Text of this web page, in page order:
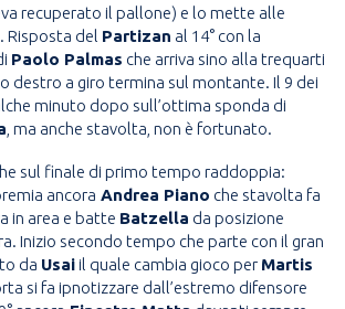
recuperato il pallone) e lo mette alle
. Risposta del Partizan al 14° con la
Paolo Palmas che arriva sino alla trequarti
destro a giro termina sul montante. Il 9 dei
minuto dopo sull’ottima sponda di
, ma anche stavolta, non è fortunato.
sul finale di primo tempo raddoppia:
ancora Andrea Piano che stavolta fa
in area e batte Batzella da posizione
Inizio secondo tempo che parte con il gran
da Usaiil quale cambia gioco per Martis
si fa ipnotizzare dall’estremo difensore